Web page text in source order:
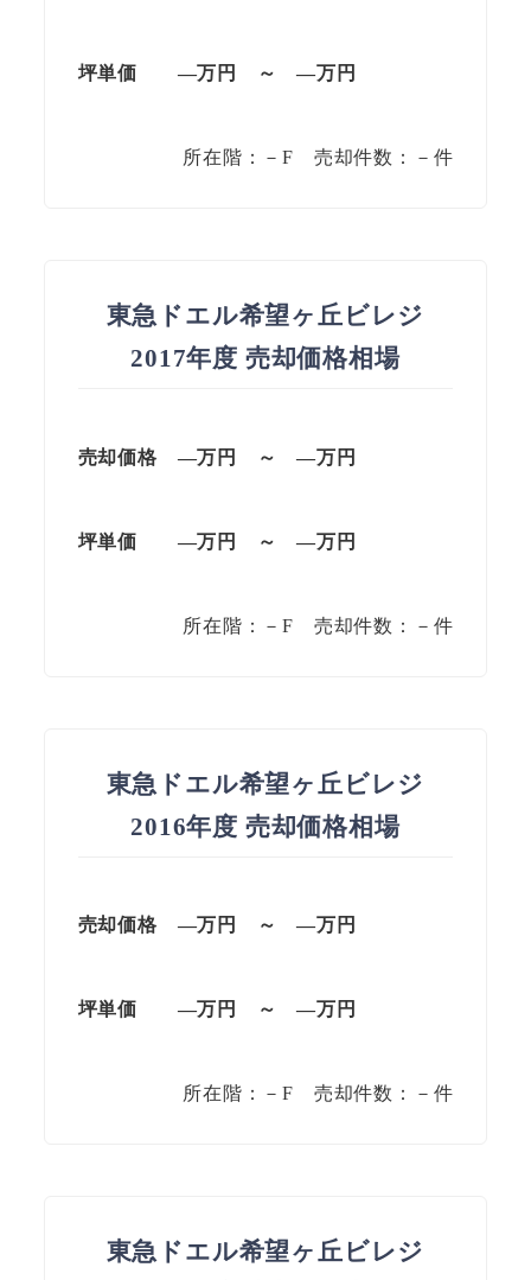
坪単価 —万円 ～—万円
所在階：－F 売却件数：－件
東急ドエル希望ヶ丘ビレジ
2017年度 売却価格相場
売却価格 —万円 ～ —万円
坪単価 —万円 ～—万円
所在階：－F 売却件数：－件
東急ドエル希望ヶ丘ビレジ
2016年度 売却価格相場
売却価格 —万円 ～ —万円
坪単価 —万円 ～—万円
所在階：－F 売却件数：－件
東急ドエル希望ヶ丘ビレジ